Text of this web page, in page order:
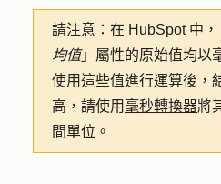
請注意： 在 HubSpot 中，
均值」屬性的原始值均以
使用這些值進行運算後，
高，請使用 毫秒轉換器將
間單位。